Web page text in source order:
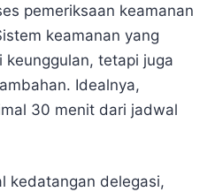
pemeriksaan keamanan
keamanan yang
tetapi juga
Idealnya,
30 menit dari jadwal
kedatangan delegasi,